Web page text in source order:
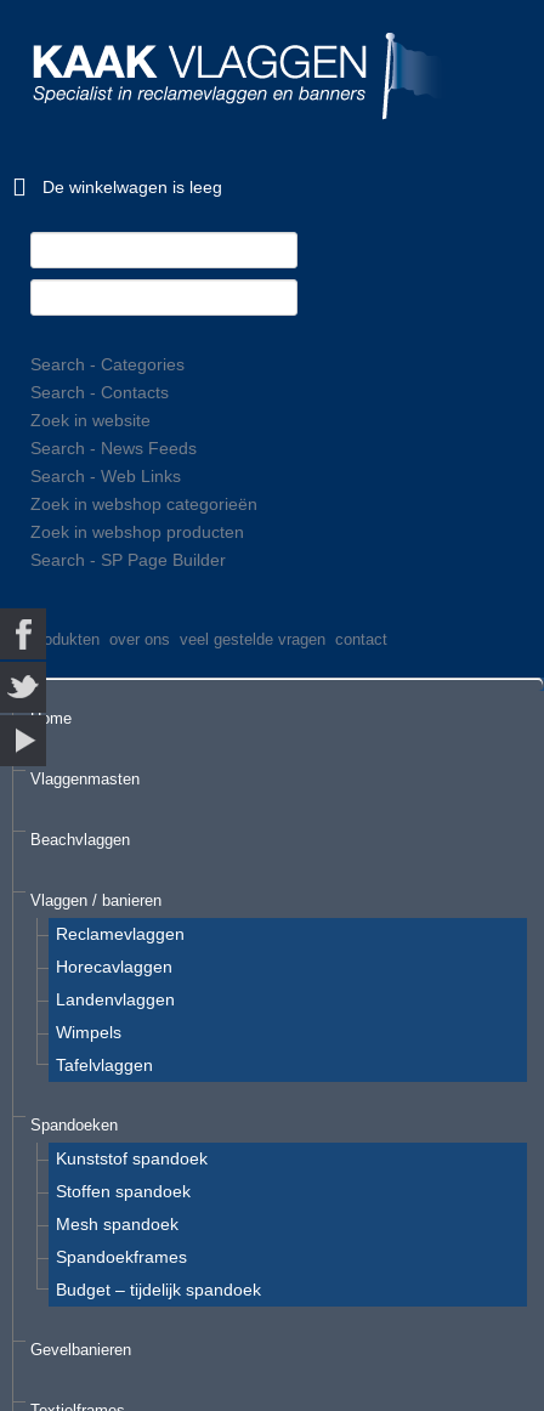
De winkelwagen is leeg
Search - Categories
Search - Contacts
Zoek in website
Search - News Feeds
Search - Web Links
Zoek in webshop categorieën
Zoek in webshop producten
Search - SP Page Builder
produkten over ons veel gestelde vragen contact
Home
Vlaggenmasten
Beachvlaggen
Vlaggen / banieren
Reclamevlaggen
Horecavlaggen
Landenvlaggen
Wimpels
Tafelvlaggen
Spandoeken
Kunststof spandoek
Stoffen spandoek
Mesh spandoek
Spandoekframes
Budget – tijdelijk spandoek
Gevelbanieren